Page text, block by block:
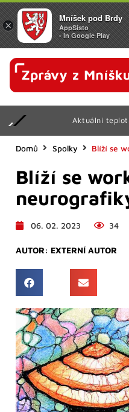
Aktuální
Domů Spolky Blíží se
Blíží se
06. 02. 2023 34
AUTOR: EXTERNÍ AUTOR
×
Mníšek pod Brdy
AppSisto
- In Google Play